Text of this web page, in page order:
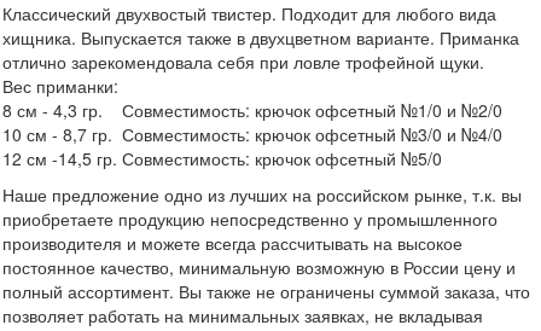
Классический двухвостый твистер. Подходит для любого вида
хищника. Выпускается также в двухцветном варианте. Приманка
отлично зарекомендовала себя при ловле трофейной щуки.
Вес приманки:
8 см - 4,3 гр. Совместимость: крючок офсетный №1/0 и №2/0
10 см - 8,7 гр. Совместимость: крючок офсетный №3/0 и №4/0
12 см -14,5 гр. Совместимость: крючок офсетный №5/0
Наше предложение одно из лучших на российском рынке, т.к. вы
приобретаете продукцию непосредственно у промышленного
производителя и можете всегда рассчитывать на высокое
постоянное качество, минимальную возможную в России цену и
полный ассортимент. Вы также не ограничены суммой заказа, что
позволяет работать на минимальных заявках, не вкладывая